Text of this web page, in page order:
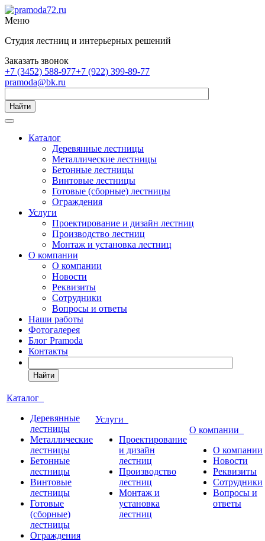
Меню
Студия лестниц и интерьерных решений
Заказать звонок
+7 (3452) 588-977+7 (922) 399-89-77
pramoda@bk.ru
Найти
Каталог
Деревянные лестницы
Металлические лестницы
Бетонные лестницы
Винтовые лестницы
Готовые (сборные) лестницы
Ограждения
Услуги
Проектирование и дизайн лестниц
Производство лестниц
Монтаж и установка лестниц
О компании
О компании
Новости
Реквизиты
Сотрудники
Вопросы и ответы
Наши работы
Фотогалерея
Блог Pramoda
Контакты
Найти
Каталог
Деревянные
лестницы
Металлические
лестницы
Бетонные
лестницы
Винтовые
лестницы
Готовые
(сборные)
лестницы
Ограждения
Услуги
Проектирование
и дизайн
лестниц
Производство
лестниц
Монтаж и
установка
лестниц
О компании
О компании
Новости
Реквизиты
Сотрудники
Вопросы и
ответы